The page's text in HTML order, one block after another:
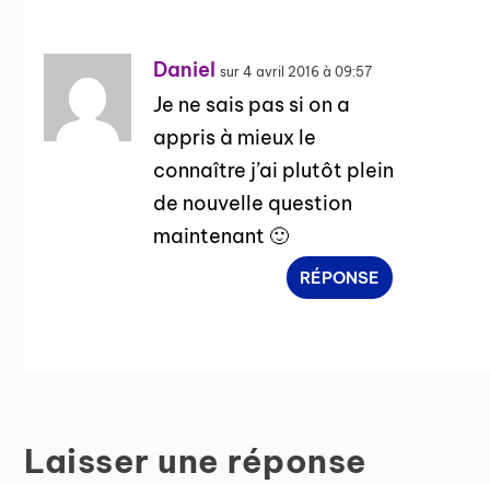
Daniel sur 4 avril 2016 à 09:57
Je ne sais pas si on a
appris à mieux le
connaître j’ai plutôt plein
de nouvelle question
maintenant 🙂
RÉPONSE
Laisser une réponse